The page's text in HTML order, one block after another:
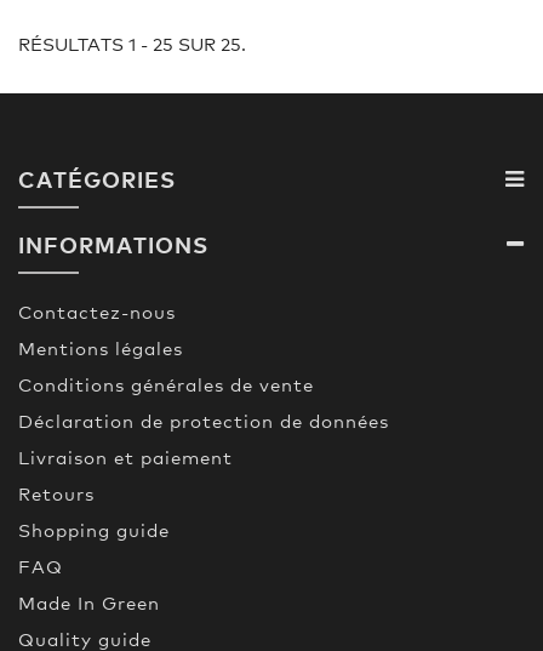
RÉSULTATS 1 - 25 SUR 25.
CATÉGORIES
INFORMATIONS
Contactez-nous
Mentions légales
Conditions générales de vente
Déclaration de protection de données
Livraison et paiement
Retours
Shopping guide
FAQ
Made In Green
Quality guide